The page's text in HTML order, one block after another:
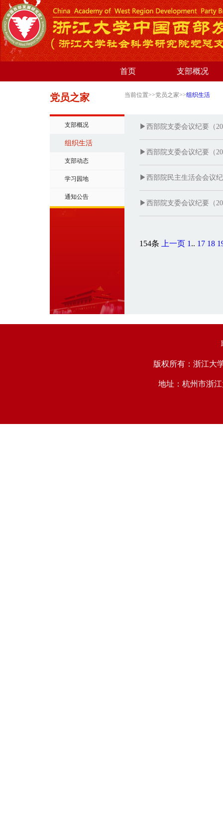
首页 支部概况
党员之家 当前位置>>党员之家>>组织生活
支部概况
组织生活
支部动态
学习园地
通知公告
▶西部院支委会议纪要（
▶西部院支委会议纪要（
▶西部院民主生活会会议
▶西部院支委会议纪要（
154条 上一页 1 .. 17 18
版权所有：浙江大
地址：杭州市浙